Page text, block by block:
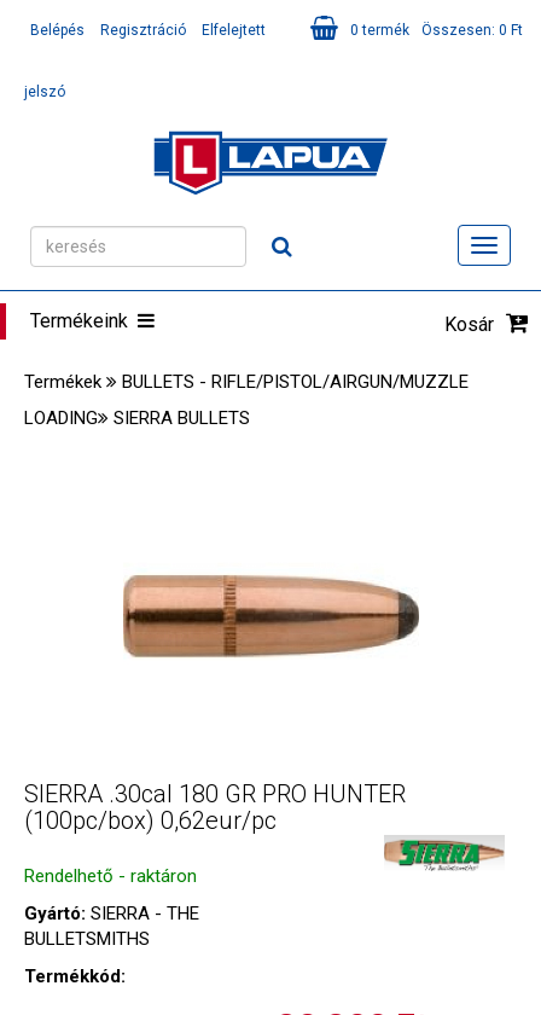
Összesen: 0 Ft
0 termék
Belépés Regisztráció Elfelejtett
jelszó
Termékeink Kosár
Termékek
BULLETS - RIFLE/PISTOL/AIRGUN/MUZZLE
LOADING
SIERRA BULLETS
SIERRA .30cal 180 GR PRO HUNTER
(100pc/box) 0,62eur/pc
Rendelhető - raktáron
Gyártó: SIERRA - THE
BULLETSMITHS
Termékkód: